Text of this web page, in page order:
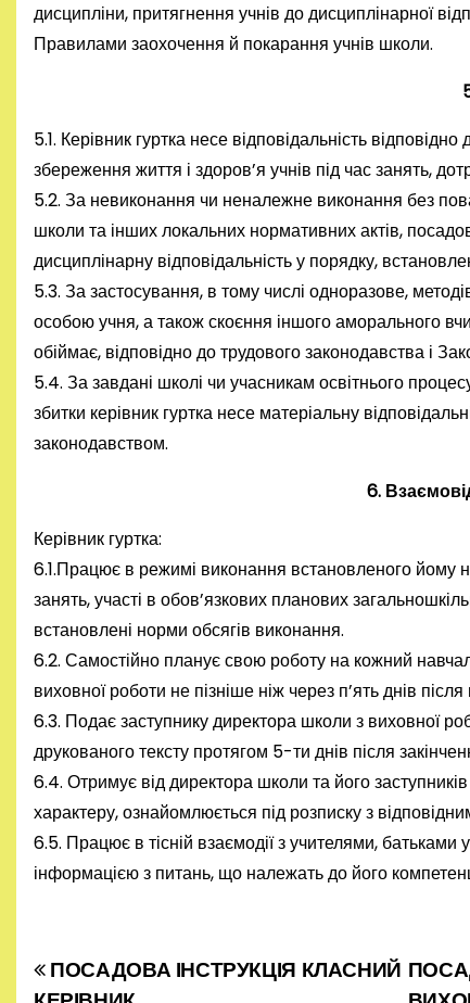
дисципліни, притягнення учнів до дисциплінарної
Правилами заохочення й покарання учнів школи.
5.1. Керівник гуртка несе відповідальність
збереження життя і здоров’я учнів під час занять,
5.2. За невиконання чи неналежне виконання без
школи та інших локальних нормативних актів,
дисциплінарну відповідальність у порядку,
5.3. За застосування, в тому числі одноразове,
особою учня, а також скоєння іншого аморального
обіймає, відповідно до трудового законодавства і
5.4. За завдані школі чи учасникам освітнього
збитки керівник гуртка несе матеріальну
законодавством.
6.
Керівник гуртка:
6.1.Працює в режимі виконання встановленого йому
занять, участі в обов’язкових планових
встановлені норми обсягів виконання.
6.2. Самостійно планує свою роботу на кожний
виховної роботи не пізніше ніж через п’ять днів після
6.3. Подає заступнику директора школи з виховної
друкованого тексту протягом 5-ти днів після
6.4. Отримує від директора школи та його
характеру, ознайомлюється під розписку з
6.5. Працює в тісній взаємодії з учителями,
інформацією з питань, що належать до його
НПОСАДОВА ІНСТРУКЦІЯ КЛАСНИЙ